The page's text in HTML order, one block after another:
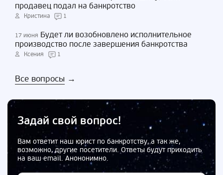
продавец подал на банкротство
Кристина 1
17 июня Будет ли возобновлено исполнительное
производство после завершения банкротства
Ксения 1
Все вопросы →
Задай свой вопрос!
Вам ответит наш юрист по банкротству, а так же,
возможно, другие посетители. Ответы будут приходить
на ваш email. Анононимно.